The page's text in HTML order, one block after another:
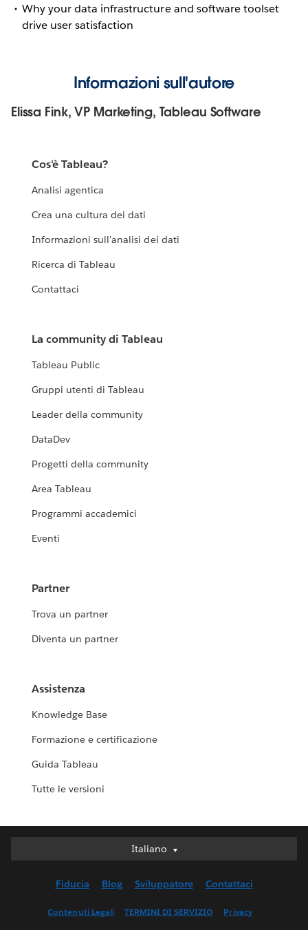
Why your data infrastructure and software toolset
drive user satisfaction
Informazioni sull'autore
Elissa Fink, VP Marketing, Tableau Software
Cos'è Tableau?
Analisi agentica
Crea una cultura dei dati
Informazioni sull'analisi dei dati
Ricerca di Tableau
Contattaci
La community di Tableau
Tableau Public
Gruppi utenti di Tableau
Leader della community
DataDev
Progetti della community
Area Tableau
Programmi accademici
Eventi
Partner
Trova un partner
Diventa un partner
Assistenza
Knowledge Base
Formazione e certificazione
Guida Tableau
Tutte le versioni
Italiano
Italiano
English (UK)
Fiducia Blog Sviluppatore Contattaci
Contenuti Legali TERMINI DI SERVIZIO Privacy